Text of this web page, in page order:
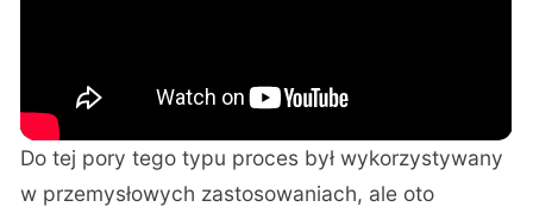
Do tej pory tego typu proces był wykorzystywany
w przemysłowych zastosowaniach, ale oto